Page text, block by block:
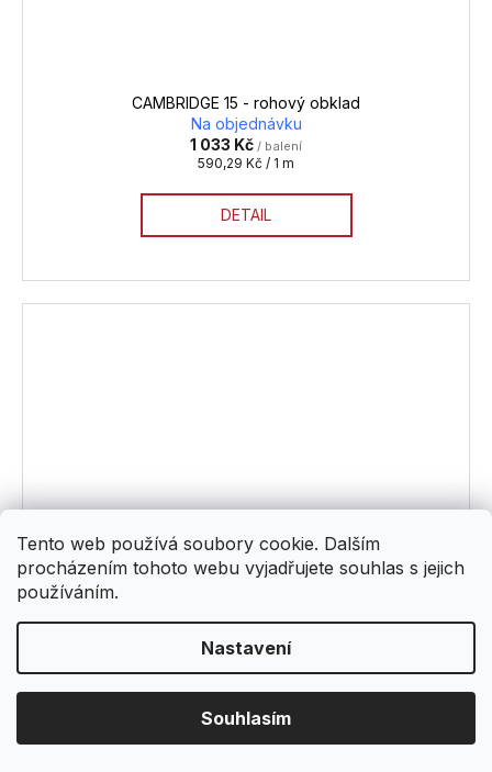
Tento web používá soubory cookie. Dalším
procházením tohoto webu vyjadřujete souhlas s jejich
používáním.
Nastavení
Souhlasím
CAMBRIDGE 15 - rohový obklad
Na objednávku
1 033 Kč / balení
Měrná
590,29 Kč / 1 m
DETAIL